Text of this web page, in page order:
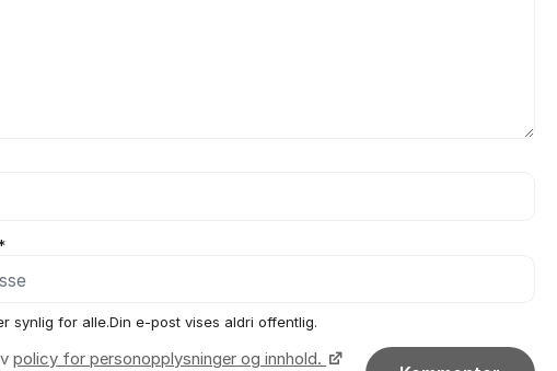
synlig for alle.Din e-post vises aldri offentlig.
policy for personopplysninger og innhold.